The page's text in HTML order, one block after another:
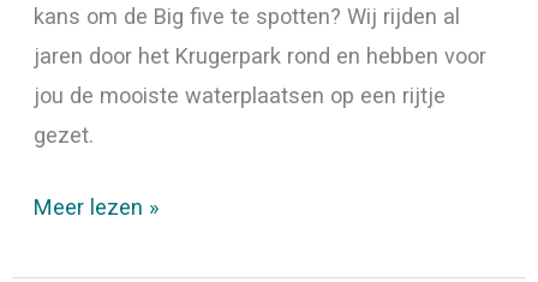
kans om de Big five te spotten? Wij rijden al
jaren door het Krugerpark rond en hebben voor
jou de mooiste waterplaatsen op een rijtje
gezet.
Meer lezen »